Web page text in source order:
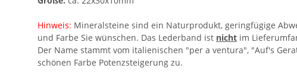
Hinweis: Mineralsteine sind ein Naturprodukt, geringfügige
und Farbe Sie wünschen. Das Lederband ist nicht im
Der Name stammt vom italienischen "per a ventura", "Auf's
schönen Farbe Potenzsteigerung zu.